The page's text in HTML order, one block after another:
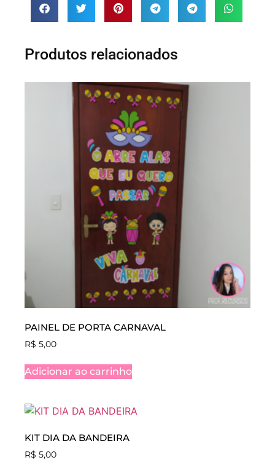
Produtos relacionados
PAINEL DE PORTA CARNAVAL
R$ 5,00
Adicionar ao carrinho
KIT DIA DA BANDEIRA
R$ 5,00